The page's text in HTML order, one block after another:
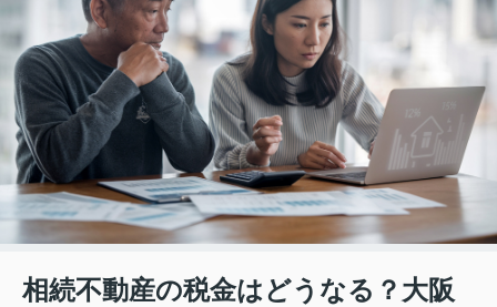
相続不動産の税金はどうなる？大阪